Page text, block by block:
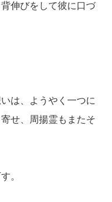
伸びをして彼に口づ
は、ようやく一つに
せ、周揚霊もまたそ
。